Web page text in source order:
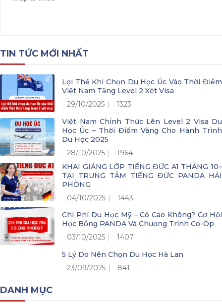
TIN TỨC MỚI NHẤT
Lợi Thế Khi Chọn Du Học Úc Vào Thời Điểm
Việt Nam Tăng Level 2 Xét Visa
29/10/2025
1323
Việt Nam Chính Thức Lên Level 2 Visa Du
Học Úc – Thời Điểm Vàng Cho Hành Trình
Du Học 2025
28/10/2025
1964
KHAI GIẢNG LỚP TIẾNG ĐỨC A1 THÁNG 10–
TẠI TRUNG TÂM TIẾNG ĐỨC PANDA HẢI
PHÒNG
04/10/2025
1443
Chi Phí Du Học Mỹ – Có Cao Không? Cơ Hội
Học Bổng PANDA Và Chương Trình Co-Op
03/10/2025
1407
5 Lý Do Nên Chọn Du Học Hà Lan
23/09/2025
841
DANH MỤC